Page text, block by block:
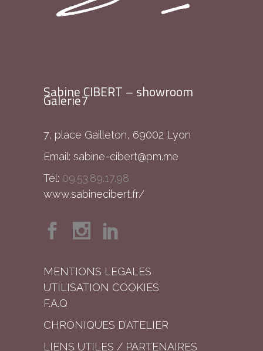
Sabine CIBERT – showroom
Galerie7
7, place Gailleton, 69002 Lyon
Email: sabine-cibert@pm.me
Tel: 09.53.89.17.98
www.sabinecibert.fr/
MENTIONS LEGALES
UTILISATION COOKIES
F.A.Q
CHRONIQUES D’ATELIER
LIENS UTILES / PARTENAIRES